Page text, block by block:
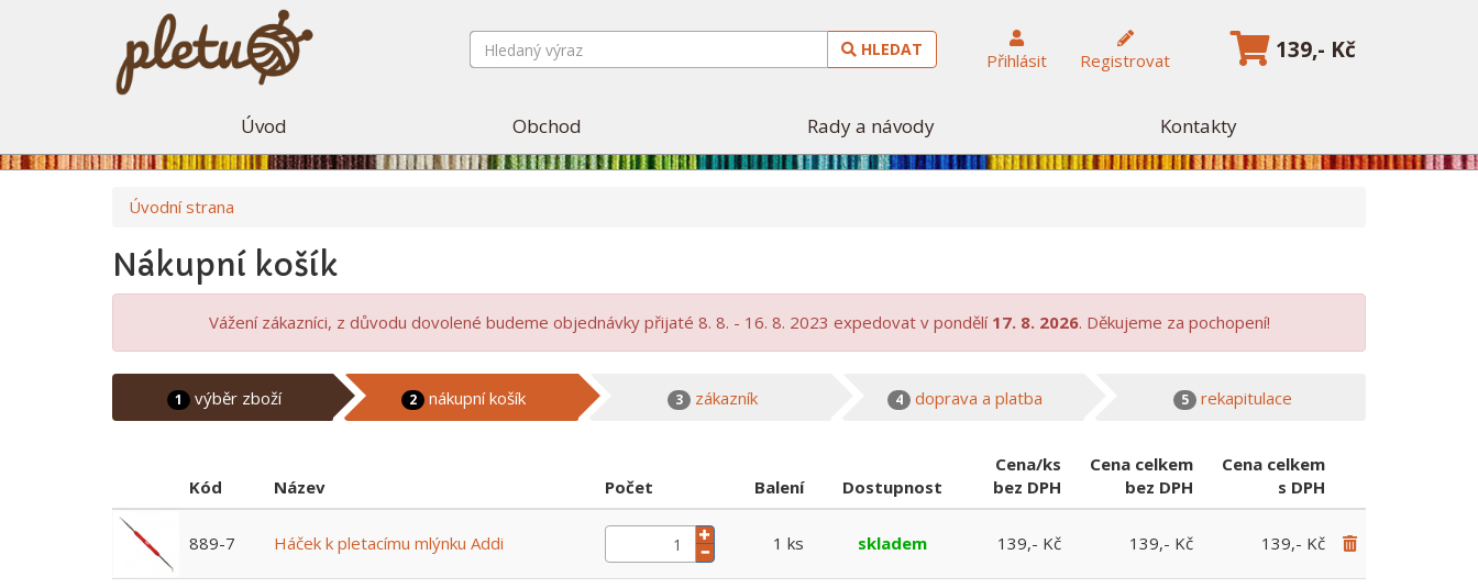
HLEDAT
Přihlásit Registrovat 139,- Kč
Úvod Obchod Rady a návody Kontakty
Úvodní strana
Nákupní košík
Vážení zákazníci, z důvodu dovolené budeme objednávky přijaté 8. 8. - 16. 8. 2023 expedovat v pondělí 17. 8. 2026. Děkujeme za pochopení!
1 výběr zboží 2 nákupní košík 3 zákazník 4 doprava a platba 5 rekapitulace
Kód Název Počet Balení Dostupnost
Cena/ks
bez DPH
Cena celkem
bez DPH
Cena celkem
s DPH
889-7 Háček k pletacímu mlýnku Addi 1 ks skladem 139,- Kč 139,- Kč 139,- Kč